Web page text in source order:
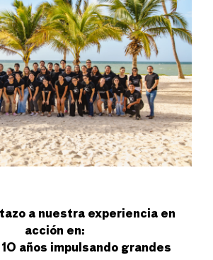
a nuestra experiencia en
acción en:
años impulsando grandes